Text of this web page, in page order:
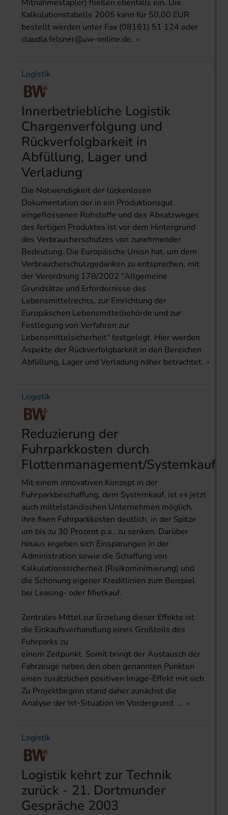
Mitnahmestapler) fließen ebenfalls ein. Die
Kalkulationstabelle 2005 kann für 50,00 EUR
bestellt werden unter Fax (08161) 51 124 oder
claudia.felsner@uw-online.de.
Logistik
Innerbetriebliche Logistik
Chargenverfolgung und
Rückverfolgbarkeit in
Abfüllung, Lager und
Verladung
Die Notwendigkeit der lückenlosen
Dokumentation der in ein Produktionsgut
eingeflossenen Rohstoffe und des Absatzweges
des fertigen Produktes ist vor dem Hintergrund
des Verbraucherschutzes von zunehmender
Bedeutung. Die Europäische Union hat, um dem
Verbraucherschutzgedanken zu entsprechen, mit
der Verordnung 178/2002 "Allgemeine
Grundsätze und Erfordernisse des
Lebensmittelrechts, zur Einrichtung der
Europäischen Lebensmittelbehörde und zur
Festlegung von Verfahren zur
Lebensmittelsicherheit" festgelegt. Hier werden
Aspekte der Rückverfolgbarkeit in den Bereichen
Abfüllung, Lager und Verladung näher betrachtet.
Logistik
Reduzierung der
Fuhrparkkosten durch
Flottenmanagement/Systemkauf
Mit einem innovativen Konzept in der
Fuhrparkbeschaffung, dem Systemkauf, ist es jetzt
auch mittelständischen Unternehmen möglich,
ihre fixen Fuhrparkkosten deutlich, in der Spitze
um bis zu 30 Prozent p.a., zu senken. Darüber
hinaus ergeben sich Einsparungen in der
Administration sowie die Schaffung von
Kalkulationssicherheit (Risikominimierung) und
die Schonung eigener Kreditlinien zum Beispiel
bei Leasing- oder Mietkauf.
Zentrales Mittel zur Erzielung dieser Effekte ist
die Einkaufsverhandlung eines Großteils des
Fuhrparks zu
einem Zeitpunkt. Somit bringt der Austausch der
Fahrzeuge neben den oben genannten Punkten
einen zusätzlichen positiven Image-Effekt mit sich.
Zu Projektbeginn stand daher zunächst die
Analyse der Ist-Situation im Vordergrund. ...
Logistik
Logistik kehrt zur Technik
zurück - 21. Dortmunder
Gespräche 2003